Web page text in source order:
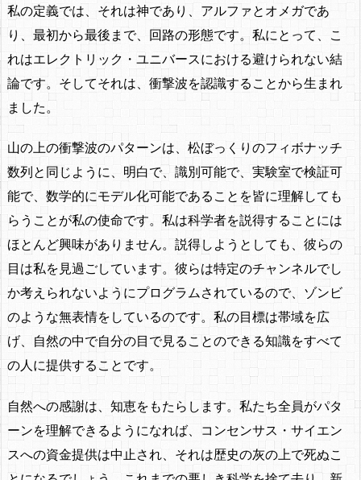
私の定義では、それは神であり、アルファとオメガであ
り、最初から最後まで、回路の形態です。私にとって、こ
れはエレクトリック・ユニバースにおける避けられない結
論です。そしてそれは、衝撃波を認識することから生まれ
ました。
山の上の衝撃波のパターンは、松ぼっくりのフィボナッチ
数列と同じように、明白で、識別可能で、実験室で検証可
能で、数学的にモデル化可能であることを皆に理解しても
らうことが私の使命です。私は科学者を説得することには
ほとんど興味がありません。説得しようとしても、彼らの
目は私を見過ごしています。彼らは特定のチャンネルでし
か考えられないようにプログラムされているので、ゾンビ
のような無表情をしているのです。私の目標は帯域を広
げ、自然の中で自分の目で見ることのできる知識をすべて
の人に提供することです。
自然への感謝は、知恵をもたらします。私たち全員がパタ
ーンを理解できるようになれば、コンセンサス・サイエン
スへの資金提供は中止され、それは歴史の灰の上で死ぬこ